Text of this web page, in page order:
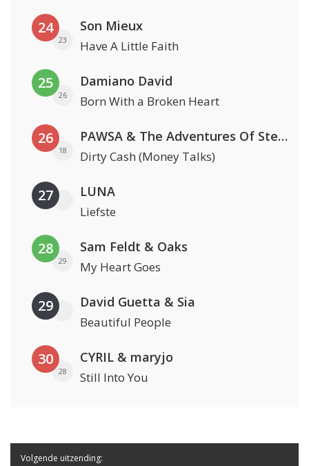
24
23
Son Mieux
Have A Little Faith
25
26
Damiano David
Born With a Broken Heart
26
18
PAWSA & The Adventures Of Stevie V
Dirty Cash (Money Talks)
27 LUNA
Liefste
28
29
Sam Feldt & Oaks
My Heart Goes
29 David Guetta & Sia
Beautiful People
30
28
CYRIL & maryjo
Still Into You
Volgende uitzending: